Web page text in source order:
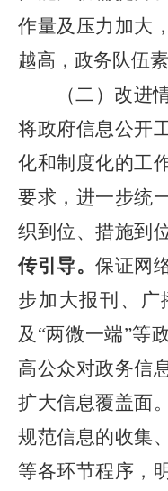
作量及压力加大
越高，政务队伍
（二）改进
将政府信息公开
化和制度化的工
要求，进一步统
织到位、措施到
传引导。 保证网
步加大报刊、广
及“两微一端”等
高公众对政务信
扩大信息覆盖面。
规范信息的收集
等各环节程序，